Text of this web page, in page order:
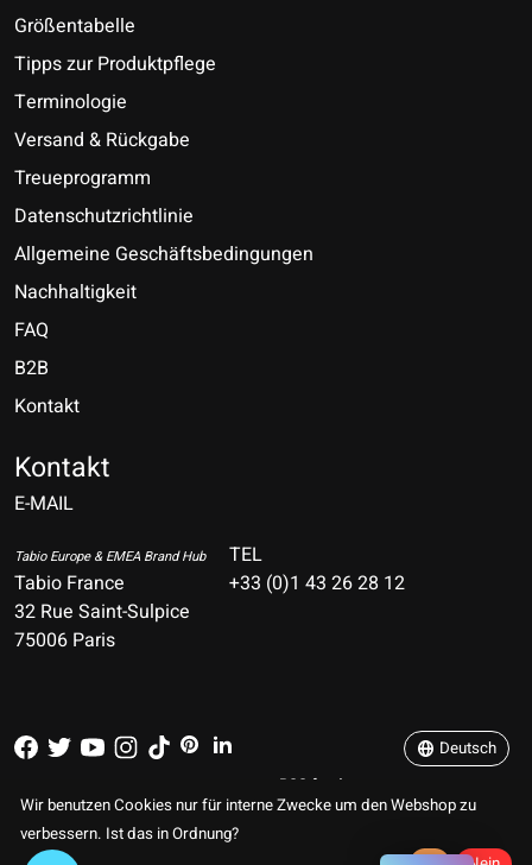
Größentabelle
Tipps zur Produktpflege
Terminologie
Versand & Rückgabe
Treueprogramm
Datenschutzrichtlinie
Allgemeine Geschäftsbedingungen
Nachhaltigkeit
FAQ
B2B
Kontakt
Kontakt
E-MAIL
Tabio Europe & EMEA Brand Hub
Tabio France
32 Rue Saint-Sulpice
75006 Paris
TEL
+33 (0)1 43 26 28 12
RSS feed
Deutsch
Wir benutzen Cookies nur für interne Zwecke um den Webshop zu
verbessern. Ist das in Ordnung?